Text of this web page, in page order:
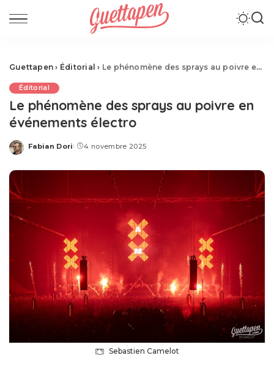
Guettapen › Éditorial › Le phénomène des sprays au poivre en événements électro
Éditorial
Le phénomène des sprays au poivre en
événements électro
Posted
Fabian Dori 4 novembre 2025
Sebastien Camelot